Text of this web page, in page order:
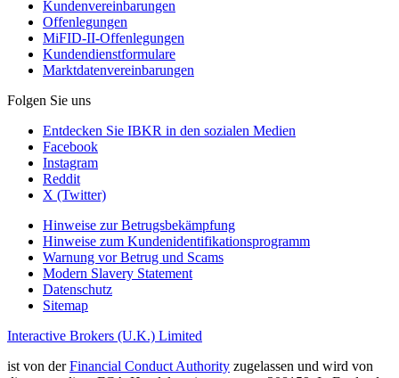
Kundenvereinbarungen
Offenlegungen
MiFID-II-Offenlegungen
Kundendienstformulare
Marktdatenvereinbarungen
Folgen Sie uns
Entdecken Sie IBKR in den sozialen Medien
Facebook
Instagram
Reddit
X (Twitter)
Hinweise zur Betrugsbekämpfung
Hinweise zum Kundenidentifikationsprogramm
Warnung vor Betrug und Scams
Modern Slavery Statement
Datenschutz
Sitemap
Interactive Brokers (U.K.) Limited
ist von derFinancial Conduct Authority zugelassen und wird von